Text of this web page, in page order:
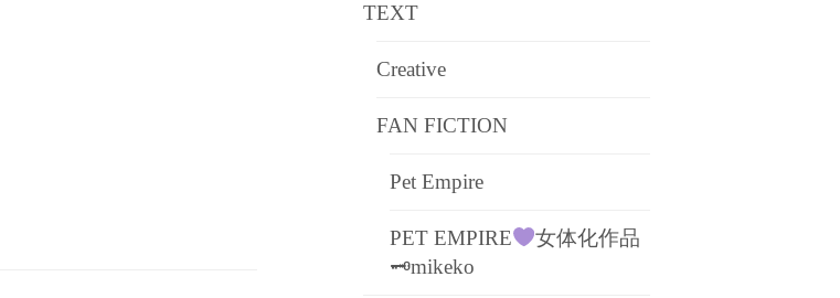
TEXT
Creative
FAN FICTION
Pet Empire
PET EMPIRE
女体化作品
🗝mikeko